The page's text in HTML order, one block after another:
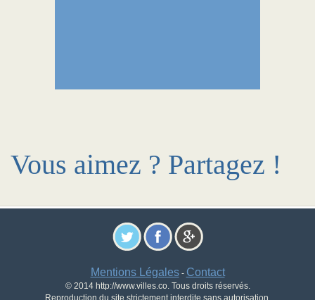
Vous aimez ? Partagez !
Mentions Légales- Contact
© 2014 http://www.villes.co. Tous droits réservés.
Reproduction du site strictement interdite sans autorisation.